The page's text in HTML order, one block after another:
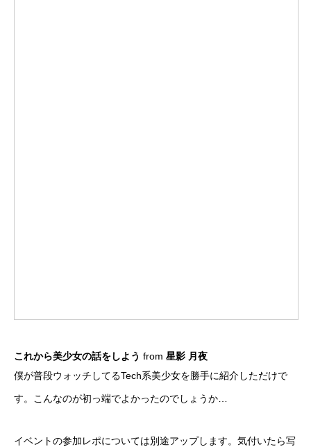
これから美少女の話をしよう from 星影 月夜
僕が普段ウォッチしてるTech系美少女を勝手に紹介しただけで
す。こんなのが初っ端でよかったのでしょうか…
イベントの参加レポについては別途アップします。気付いたら写